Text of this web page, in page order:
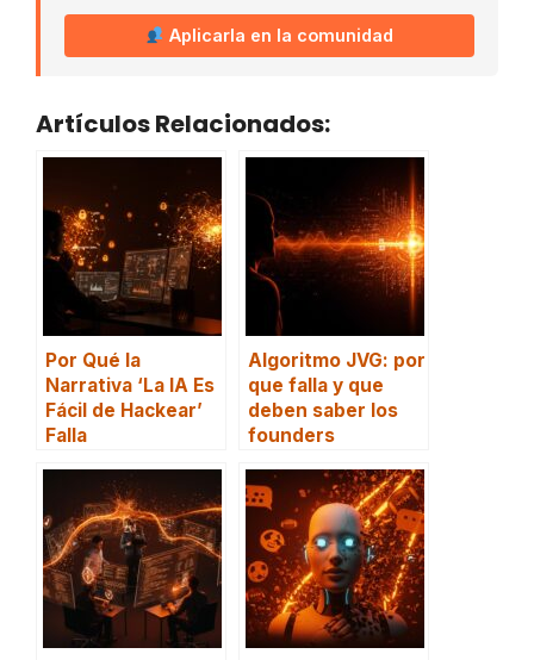
Aplicarla en la comunidad
Artículos Relacionados:
Por Qué la
Narrativa ‘La IA Es
Fácil de Hackear’
Falla
Algoritmo JVG: por
que falla y que
deben saber los
founders